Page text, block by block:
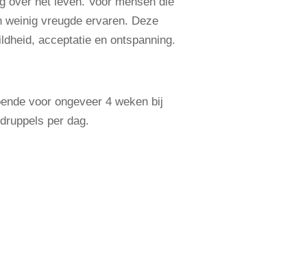
vreugde ervaren. Deze
acceptatie en ontspanning.
voor ongeveer 4 weken bij
per dag.